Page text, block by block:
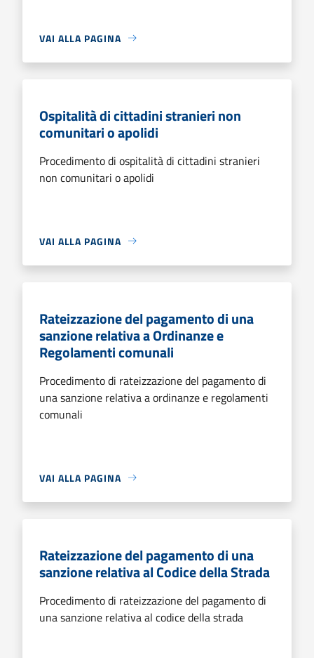
VAI ALLA PAGINA
Ospitalità di cittadini stranieri non
comunitari o apolidi
Procedimento di ospitalità di cittadini stranieri
non comunitari o apolidi
VAI ALLA PAGINA
Rateizzazione del pagamento di una
sanzione relativa a Ordinanze e
Regolamenti comunali
Procedimento di rateizzazione del pagamento di
una sanzione relativa a ordinanze e regolamenti
comunali
VAI ALLA PAGINA
Rateizzazione del pagamento di una
sanzione relativa al Codice della Strada
Procedimento di rateizzazione del pagamento di
una sanzione relativa al codice della strada